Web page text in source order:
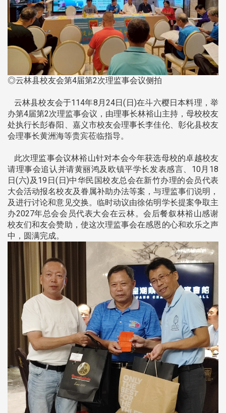
◎云林县校友会第4届第2次理监事会议侧拍
云林县校友会于114年8月24日(日)在斗六樱日本料理，举
办第4届第2次理监事会议，由理事长林裕山主持，母校校友
处执行长彭春阳、嘉义市校友会理事长李佳伦、彰化县校友
会理事长黄洲海等贵宾莅临指导。
此次理监事会议林裕山针对本会今年获选母校的卓越校友
请理事会追认并请黄丽鸿及欧镇平学长发表感言、10月18
日(六)及19日(日)中华民国校友总会在新竹办理的会员代表
大会活动报名校友及眷属补助办法等案，与理监事们说明，
及进行讨论和意见交换。临时动议由徐佑明学长提案争取主
办2027年总会会员代表大会在云林。会后餐叙林裕山感谢
校友们和友会赞助，使这次理监事会在感恩的心和欢乐之声
中，圆满完成。